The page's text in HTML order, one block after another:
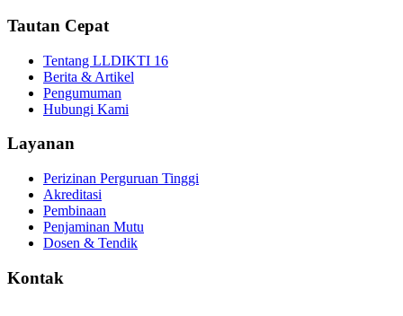
Tautan Cepat
Tentang LLDIKTI 16
Berita & Artikel
Pengumuman
Hubungi Kami
Layanan
Perizinan Perguruan Tinggi
Akreditasi
Pembinaan
Penjaminan Mutu
Dosen & Tendik
Kontak